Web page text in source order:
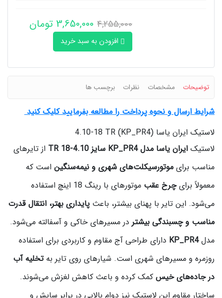
4,255,000 3,650,000 تومان
افزودن به سبد خرید
توضیحات مشخصات نظرات برچسب ها
شرایط ارسال و نحوه پرداخت را مطالعه بفرمایید کلیک کنید
لاستیک ایران یاسا (KP_PR4) 4.10-18 TR
لاستیک ایران یاسا مدل KP_PR4 سایز 4.10-18 TR
از تایرهای
مناسب برای موتورسیکلت‌های شهری و نیمه‌سنگین است که
معمولاً برایچرخ عقب
موتورهای با رینگ 18 اینچ استفاده
می‌شود. این تایر با پهنای بیشتر، باعث پایداری بهتر، انتقال قدرت
مناسب و چسبندگی بیشتر در مسیرهای خاکی و آسفالته می‌شود.
مدلKP_PR4 دارای طراحی آج مقاوم و کاربردی برای استفاده
روزمره و مسیرهای شهری است. شیارهای روی تایر بهتخلیه آب
در جاده‌های خیس کمک کرده و باعث کاهش لغزش می‌شوند.
ساختار مقاوم این لاستیک نیز دوام بالایی در برابر سایش و